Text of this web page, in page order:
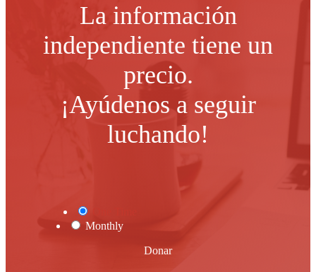
La información
independiente tiene un
precio.
¡Ayúdenos a seguir
luchando!
Monthly
Donar